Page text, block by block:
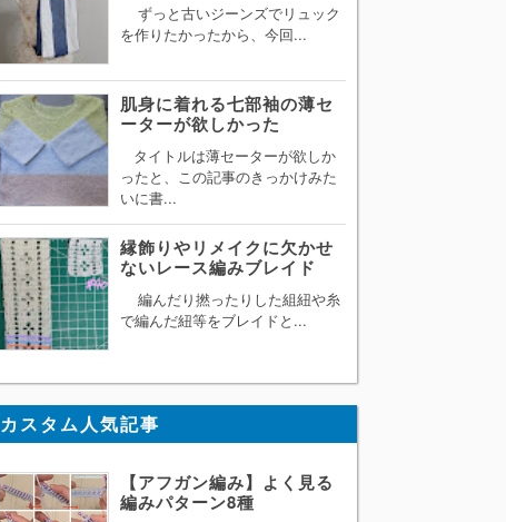
ずっと古いジーンズでリュック
を作りたかったから、今回...
肌身に着れる七部袖の薄セ
ーターが欲しかった
タイトルは薄セーターが欲しか
ったと、この記事のきっかけみた
いに書...
縁飾りやリメイクに欠かせ
ないレース編みブレイド
編んだり撚ったりした組紐や糸
で編んだ紐等をブレイドと...
カスタム人気記事
【アフガン編み】よく見る
編みパターン8種